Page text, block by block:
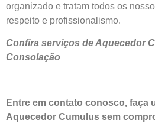
organizado e tratam todos os
respeito e profissionalismo.
Confira serviços de Aquecedor
Consolação
Entre em contato conosco, faça
Aquecedor Cumulus sem